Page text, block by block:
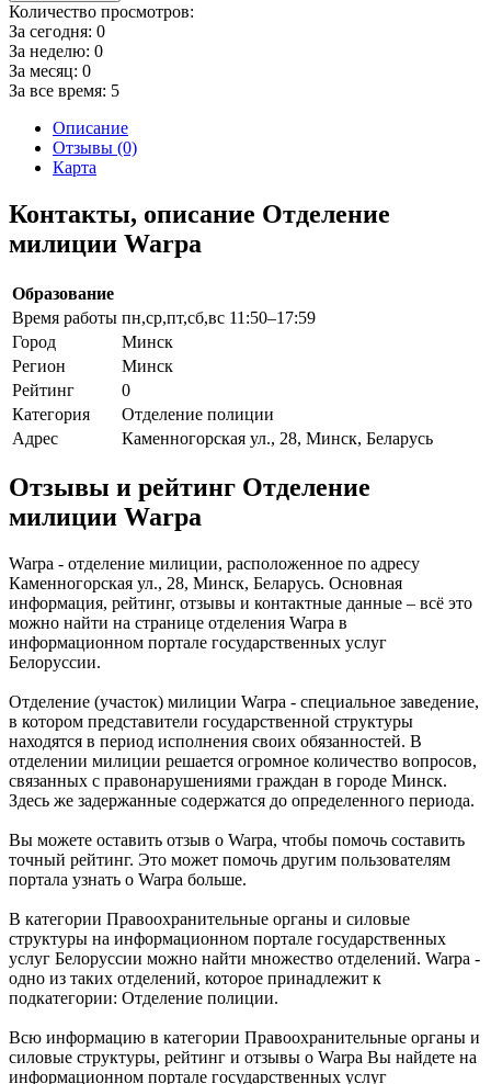
Количество просмотров:
За сегодня: 0
За неделю: 0
За месяц: 0
За все время: 5
Описание
Отзывы (0)
Карта
Контакты, описание Отделение
милиции Warpa
Образование
Время работы пн,ср,пт,сб,вс 11:50–17:59
Город
Минск
Регион
Минск
Рейтинг
0
Категория
Отделение полиции
Адрес
Каменногорская ул., 28, Минск, Беларусь
Отзывы и рейтинг Отделение
милиции Warpa
Warpa - отделение милиции, расположенное по адресу
Каменногорская ул., 28, Минск, Беларусь. Основная
информация, рейтинг, отзывы и контактные данные – всё это
можно найти на странице отделения Warpa в
информационном портале государственных услуг
Белоруссии.
Отделение (участок) милиции Warpa - специальное заведение,
в котором представители государственной структуры
находятся в период исполнения своих обязанностей. В
отделении милиции решается огромное количество вопросов,
связанных с правонарушениями граждан в городе Минск.
Здесь же задержанные содержатся до определенного периода.
Вы можете оставить отзыв о Warpa, чтобы помочь составить
точный рейтинг. Это может помочь другим пользователям
портала узнать о Warpa больше.
В категории Правоохранительные органы и силовые
структуры на информационном портале государственных
услуг Белоруссии можно найти множество отделений. Warpa -
одно из таких отделений, которое принадлежит к
подкатегории: Отделение полиции.
Всю информацию в категории Правоохранительные органы и
силовые структуры, рейтинг и отзывы о Warpa Вы найдете на
информационном портале государственных услуг